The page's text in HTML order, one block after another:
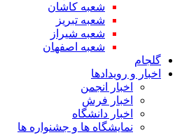
شعبه کاشان
شعبه تبریز
شعبه شیراز
شعبه اصفهان
گلجام
اخبار و رویدادها
اخبار انجمن
اخبار فرش
اخبار دانشگاه
نمایشگاه ها و جشنواره ها